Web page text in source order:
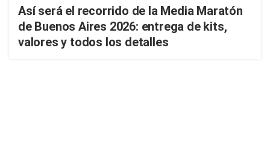
Así será el recorrido de la Media Maratón
de Buenos Aires 2026: entrega de kits,
valores y todos los detalles